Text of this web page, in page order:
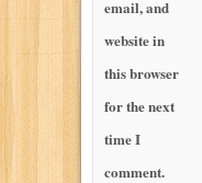
email, and
website in
this browser
for the next
time I
comment.